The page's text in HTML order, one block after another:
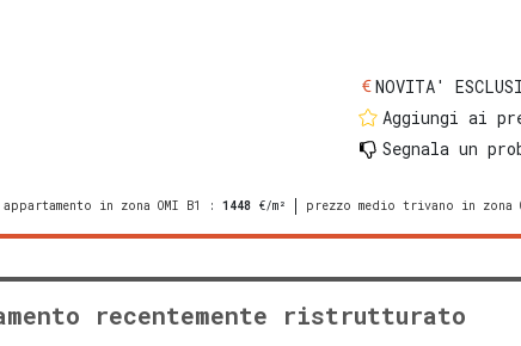
NOVITA'
Aggiungi ai
Segnala un
in zona OMI B1 : 1448 €/m² prezzo medio trivano in zona
recentemente ristrutturato